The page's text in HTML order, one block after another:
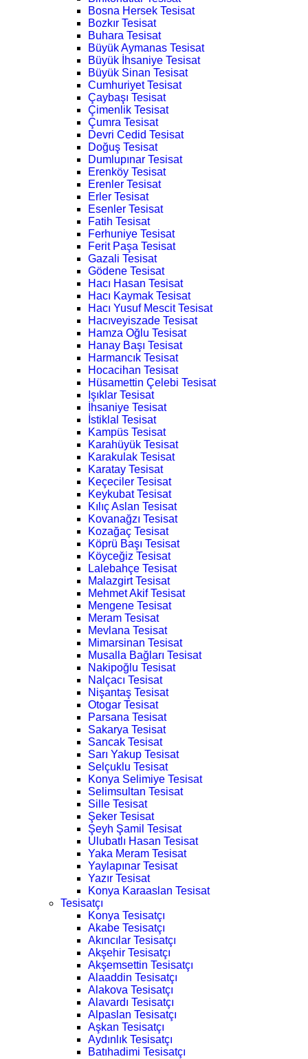
Bosna Hersek Tesisat
Bozkır Tesisat
Buhara Tesisat
Büyük Aymanas Tesisat
Büyük İhsaniye Tesisat
Büyük Sinan Tesisat
Cumhuriyet Tesisat
Çaybaşı Tesisat
Çimenlik Tesisat
Çumra Tesisat
Devri Cedid Tesisat
Doğuş Tesisat
Dumlupınar Tesisat
Erenköy Tesisat
Erenler Tesisat
Erler Tesisat
Esenler Tesisat
Fatih Tesisat
Ferhuniye Tesisat
Ferit Paşa Tesisat
Gazali Tesisat
Gödene Tesisat
Hacı Hasan Tesisat
Hacı Kaymak Tesisat
Hacı Yusuf Mescit Tesisat
Hacıveyiszade Tesisat
Hamza Oğlu Tesisat
Hanay Başı Tesisat
Harmancık Tesisat
Hocacihan Tesisat
Hüsamettin Çelebi Tesisat
Işıklar Tesisat
İhsaniye Tesisat
İstiklal Tesisat
Kampüs Tesisat
Karahüyük Tesisat
Karakulak Tesisat
Karatay Tesisat
Keçeciler Tesisat
Keykubat Tesisat
Kılıç Aslan Tesisat
Kovanağzı Tesisat
Kozağaç Tesisat
Köprü Başı Tesisat
Köyceğiz Tesisat
Lalebahçe Tesisat
Malazgirt Tesisat
Mehmet Akif Tesisat
Mengene Tesisat
Meram Tesisat
Mevlana Tesisat
Mimarsinan Tesisat
Musalla Bağları Tesisat
Nakipoğlu Tesisat
Nalçacı Tesisat
Nişantaş Tesisat
Otogar Tesisat
Parsana Tesisat
Sakarya Tesisat
Sancak Tesisat
Sarı Yakup Tesisat
Selçuklu Tesisat
Konya Selimiye Tesisat
Selimsultan Tesisat
Sille Tesisat
Şeker Tesisat
Şeyh Şamil Tesisat
Ulubatlı Hasan Tesisat
Yaka Meram Tesisat
Yaylapınar Tesisat
Yazır Tesisat
Konya Karaaslan Tesisat
Tesisatçı
Konya Tesisatçı
Akabe Tesisatçı
Akıncılar Tesisatçı
Akşehir Tesisatçı
Akşemsettin Tesisatçı
Alaaddin Tesisatçı
Alakova Tesisatçı
Alavardı Tesisatçı
Alpaslan Tesisatçı
Aşkan Tesisatçı
Aydınlık Tesisatçı
Batıhadimi Tesisatçı